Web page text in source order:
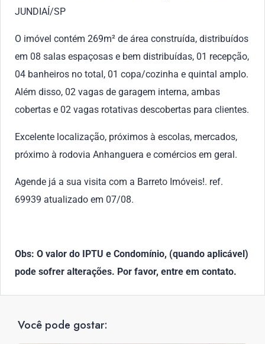
JUNDIAÍ/SP
O imóvel contém 269m² de área construída, distribuídos
em 08 salas espaçosas e bem distribuídas, 01 recepção,
04 banheiros no total, 01 copa/cozinha e quintal amplo.
Além disso, 02 vagas de garagem interna, ambas
cobertas e 02 vagas rotativas descobertas para clientes.
Excelente localização, próximos à escolas, mercados,
próximo à rodovia Anhanguera e comércios em geral.
Agende já a sua visita com a Barreto Imóveis!. ref.
69939 atualizado em 07/08.
Obs: O valor do IPTU e Condomínio, (quando aplicável)
pode sofrer alterações. Por favor, entre em contato.
Você pode gostar: